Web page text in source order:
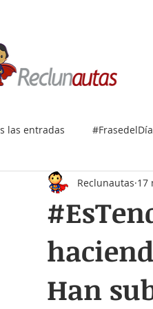
las entradas #FrasedelDía
Han
Reclunautas 17